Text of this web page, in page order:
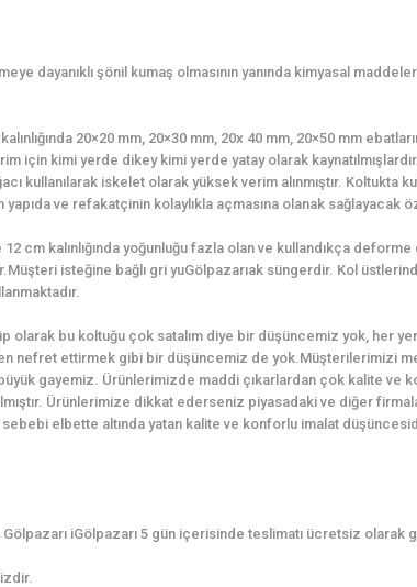
dayanıklı şönil kumaş olmasının yanında kimyasal
20×20 mm, 20×30 mm, 20x 40 mm, 20×50 mm
için kimi yerde dikey kimi yerde yatay olarak
kullanılarak iskelet olarak yüksek verim alınmıştır. Koltukta
ve refakatçinin kolaylıkla açmasına olanak sağlayacak
cm kalınlığında yoğunluğu fazla olan ve kullandıkça
isteğine bağlı gri yuGölpazarıak süngerdir. Kol
olarak bu koltuğu çok satalım diye bir düşüncemiz yok, her
nefret ettirmek gibi bir düşüncemiz de yok.Müşterilerimizi
gayemiz. Ürünlerimizde maddi çıkarlardan çok kalite ve
Ürünlerimize dikkat ederseniz piyasadaki ve diğer
elbette altında yatan kalite ve konforlu imalat
Gölpazarı iGölpazarı 5 gün içerisinde teslimatı ücretsiz